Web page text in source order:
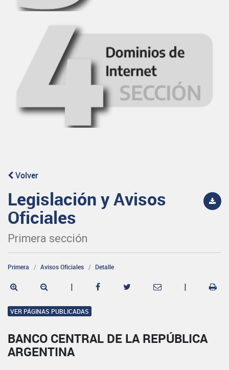
Volver
Legislación y Avisos
Oficiales
Primera sección
Primera Avisos Oficiales Detalle
| |
VER PÁGINAS PUBLICADAS
BANCO CENTRAL DE LA REPÚBLICA
ARGENTINA